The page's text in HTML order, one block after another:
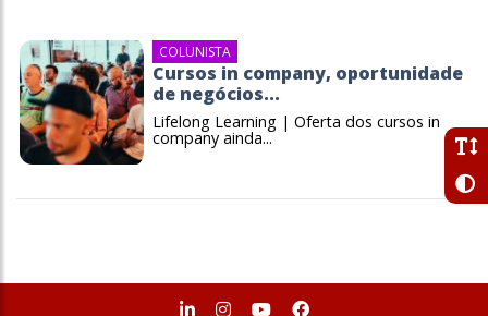
COLUNISTA
Cursos in company, oportunidade
de negócios...
Lifelong Learning | Oferta dos cursos in
company ainda...